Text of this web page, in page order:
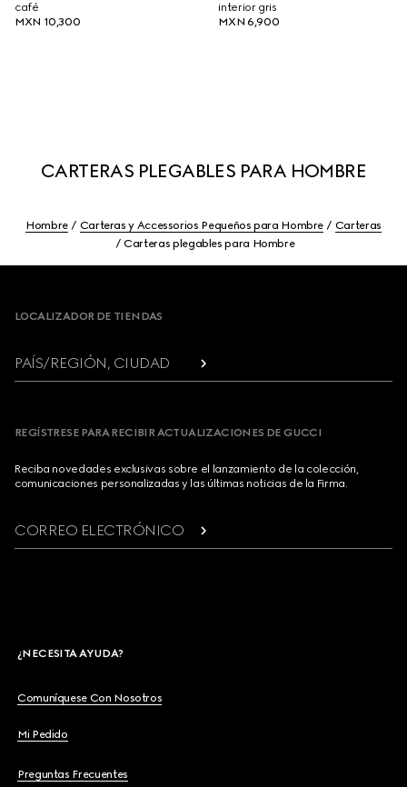
café
MXN 10,300
interior gris
MXN 6,900
CARTERAS PLEGABLES PARA HOMBRE
Hombre Carteras y Accessorios Pequeños para Hombre
Carteras
Carteras plegables para Hombre
LOCALIZADOR DE TIENDAS
PAÍS/REGIÓN, CIUDAD
REGÍSTRESE PARA RECIBIR ACTUALIZACIONES DE GUCCI
Reciba novedades exclusivas sobre el lanzamiento de la colección,
comunicaciones personalizadas y las últimas noticias de la Firma.
CORREO ELECTRÓNICO
¿NECESITA AYUDA?
Comuníquese Con Nosotros
Mi Pedido
Preguntas Frecuentes